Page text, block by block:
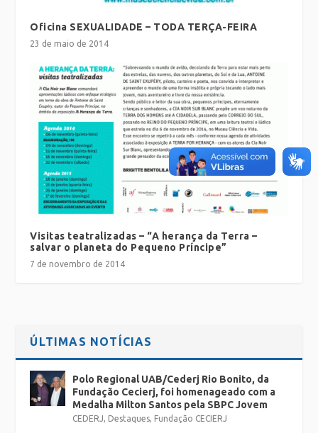
Oficina SEXUALIDADE – TODA TERÇA-FEIRA
23 de maio de 2014
Visitas teatralizadas – “A herança da Terra –
salvar o planeta do Pequeno Príncipe”
7 de novembro de 2014
ÚLTIMAS NOTÍCIAS
Polo Regional UAB/Cederj Rio Bonito, da
Fundação Cecierj, foi homenageado com a
Medalha Milton Santos pela SBPC Jovem
CEDERJ, Destaques, Fundação CECIERJ